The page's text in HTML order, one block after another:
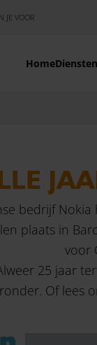
JE VOOR
Home
bedrijf
plaats in
voor
25 jaar
Of lees